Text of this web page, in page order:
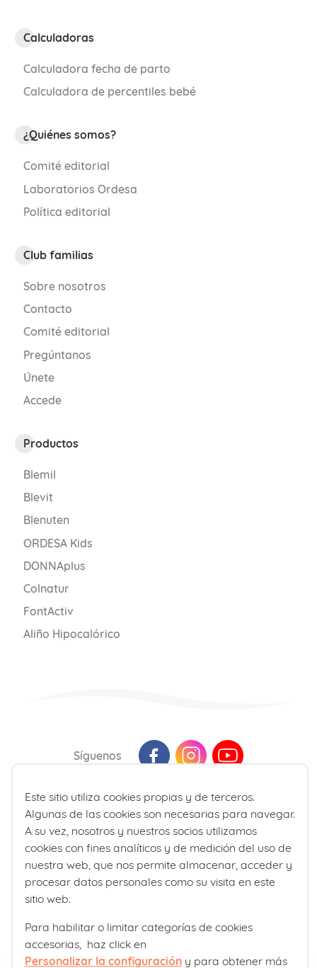
Calculadoras
Calculadora fecha de parto
Calculadora de percentiles bebé
¿Quiénes somos?
Comité editorial
Laboratorios Ordesa
Política editorial
Club familias
Sobre nosotros
Contacto
Comité editorial
Pregúntanos
Únete
Accede
Productos
Blemil
Blevit
Blenuten
ORDESA Kids
DONNAplus
Colnatur
FontActiv
Aliño Hipocalórico
Síguenos
Última actualización: Agosto 2026
La información presente en la web no reemplaza sino que
complementa la relación entre el profesional de la salud y su
paciente. En caso de duda, consulte a su profesional de la salud
de referencia.
Este sitio utiliza cookies propias y de terceros.
Algunas de las cookies son necesarias para navegar.
A su vez, nosotros y nuestros socios utilizamos
cookies con fines analíticos y de medición del uso de
nuestra web, que nos permite almacenar, acceder y
procesar datos personales como su visita en este
sitio web.
Para habilitar o limitar categorías de cookies
accesorias, haz click en
Personalizar la configuracióny para obtener más